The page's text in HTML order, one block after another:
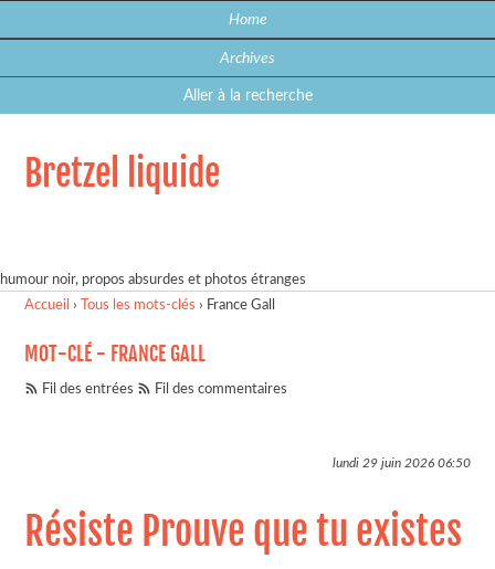
Home
Archives
Aller à la recherche
Bretzel liquide
humour noir, propos absurdes et photos étranges
Accueil › Tous les mots-clés › France Gall
MOT-CLÉ - FRANCE GALL
Fil des entrées Fil des commentaires
lundi 29 juin 202606:50
Résiste Prouve que tu existes